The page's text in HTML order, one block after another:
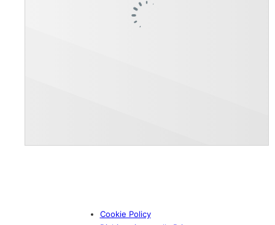
Cookie Policy